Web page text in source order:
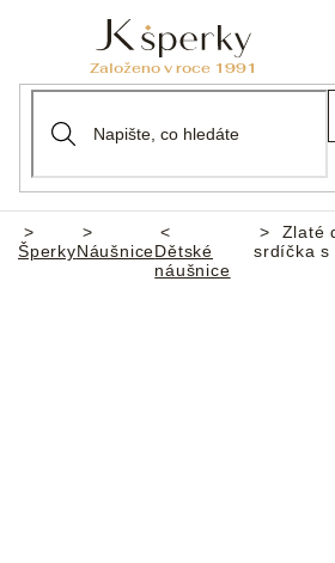
Domů
ŠperkyNáušniceDětské
náušnice
Zlaté
srdíčka